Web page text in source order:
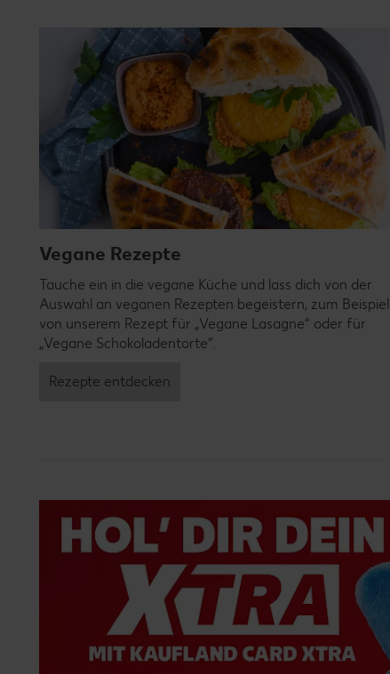
Vegane Rezepte
Tauche ein in die vegane Küche und lass dich von der
Auswahl an veganen Rezepten begeistern, zum Beispiel
von unserem Rezept für „Vegane Lasagne“ oder für
„Vegane Schokoladentorte“.
Rezepte entdecken